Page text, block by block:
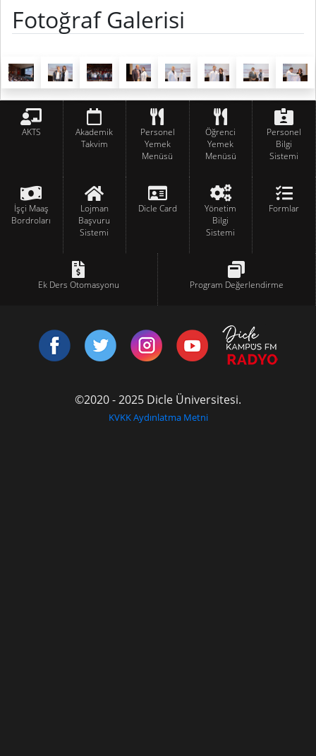
Fotoğraf Galerisi
AKTS
Akademik
Takvim
Personel
Yemek
Menüsü
Öğrenci
Yemek
Menüsü
Personel
Bilgi
Sistemi
İşçi Maaş
Bordroları
Lojman
Başvuru
Sistemi
Dicle Card
Yönetim
Bilgi
Sistemi
Formlar
Ek Ders Otomasyonu Program Değerlendirme
©2020 - 2025 Dicle Üniversitesi.
KVKK Aydınlatma Metni